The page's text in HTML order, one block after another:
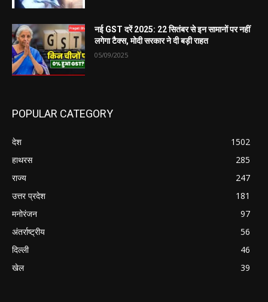
नई GST दरें 2025: 22 सितंबर से इन सामानों पर नहीं
लगेगा टैक्स, मोदी सरकार ने दी बड़ी राहत
05/09/2025
POPULAR CATEGORY
देश
1502
हाथरस
285
राज्य
247
उत्तर प्रदेश
181
मनोरंजन
97
अंतर्राष्ट्रीय
56
दिल्ली
46
खेल
39